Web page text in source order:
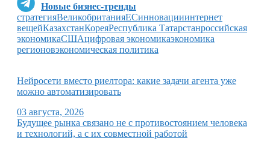
Новые бизнес-тренды
стратегияВеликобританияЕСинновацииинтернет
вещейКазахстанКореяРеспублика Татарстанроссийская
экономикаСШАцифровая экономикаэкономика
регионовэкономическая политика
Нейросети вместо риелтора: какие задачи агента уже
можно автоматизировать
03 августа, 2026
Будущее рынка связано не с противостоянием человека
и технологий, а с их совместной работой